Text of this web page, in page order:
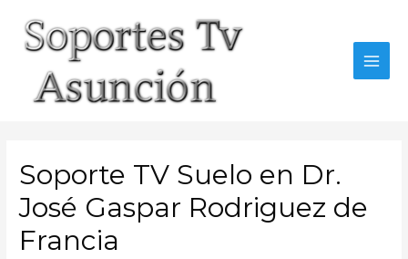
content
Soporte TV Suelo en Dr.
José Gaspar Rodriguez de
Francia